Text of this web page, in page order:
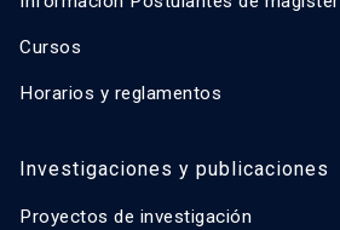
Cursos
Horarios y reglamentos
Investigaciones y publicaciones
Proyectos de investigación